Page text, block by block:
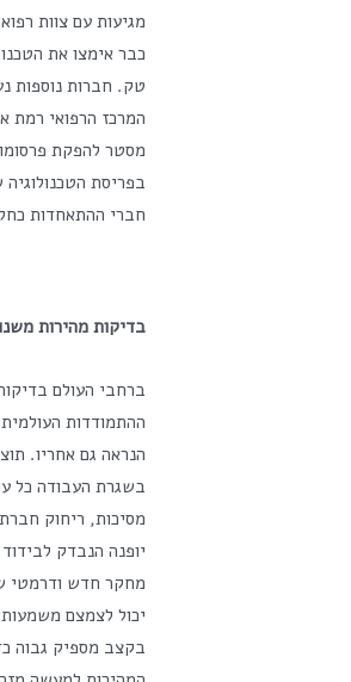
מגיעות עם צוות
כבר אימצו את
טק. חברות נוספות
המרכז הרפואי רמת
מסטר להפקת
בפריסת
חברי ההתאחדות
בדיקות מהירות
ברחבי העולם
ההתמודדות
הנראה גם אחריו.
בשגרת העבודה כל
מסיכות, ריחוק
יופנה הנבדק
מחקר חדש ודרמטי
יכול לצמצם